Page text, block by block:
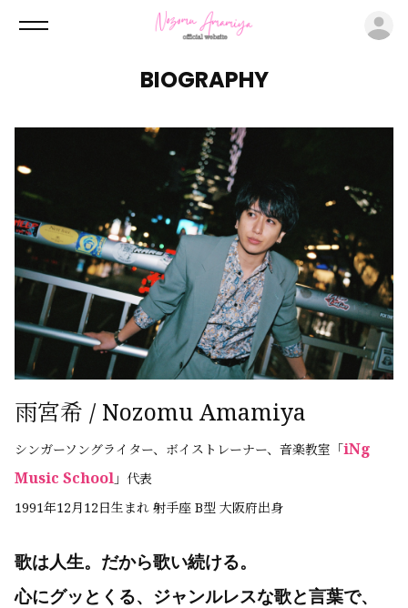
BIOGRAPHY
雨宮希 / Nozomu Amamiya
シンガーソングライター、ボイストレーナー、音楽教室「iNg
Music School 」代表
1991年12月12日生まれ 射手座 B型 大阪府出身
歌は人生。だから歌い続ける。
心にグッとくる、ジャンルレスな歌と言葉で、